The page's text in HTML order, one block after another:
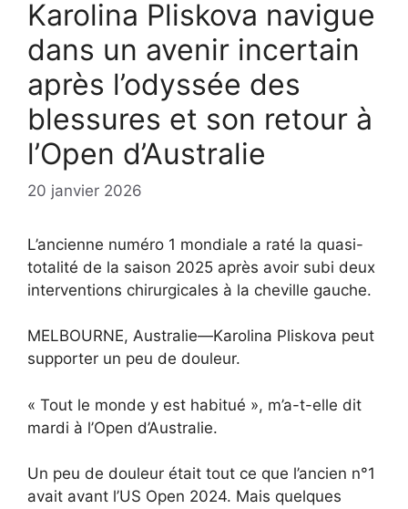
Karolina Pliskova navigue
dans un avenir incertain
après l’odyssée des
blessures et son retour à
l’Open d’Australie
20 janvier 2026
L’ancienne numéro 1 mondiale a raté la quasi-
totalité de la saison 2025 après avoir subi deux
interventions chirurgicales à la cheville gauche.
MELBOURNE, Australie—Karolina Pliskova peut
supporter un peu de douleur.
« Tout le monde y est habitué », m’a-t-elle dit
mardi à l’Open d’Australie.
Un peu de douleur était tout ce que l’ancien n°1
avait avant l’US Open 2024. Mais quelques